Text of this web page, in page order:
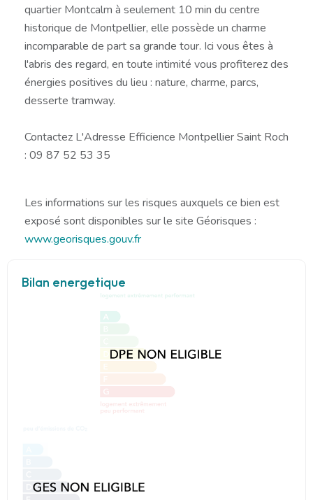
quartier Montcalm à seulement 10 min du centre
historique de Montpellier, elle possède un charme
incomparable de part sa grande tour. Ici vous êtes à
l'abris des regard, en toute intimité vous profiterez des
énergies positives du lieu : nature, charme, parcs,
desserte tramway.
Contactez L'Adresse Efficience Montpellier Saint Roch
: 09 87 52 53 35
Les informations sur les risques auxquels ce bien est
exposé sont disponibles sur le site Géorisques :
www.georisques.gouv.fr
Bilan energetique